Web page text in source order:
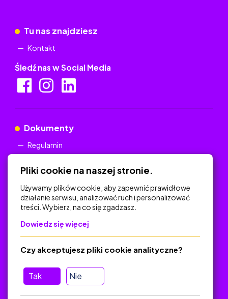
Tu nas znajdziesz
Kontakt
Śledź nas w Social Media
Dokumenty
Regulamin
Na skróty
Polityka Prywatności
Regulamin
O platformie
Baza materiałów dydaktycznych
Jak zostać autorem
Pliki cookie na naszej stronie.
Używamy plików cookie, aby zapewnić prawidłowe
działanie serwisu, analizować ruch i personalizować
treści. Wybierz, na co się zgadzasz.
Dowiedz się więcej
Tak Nie
Czy akceptujesz pliki cookie analityczne?